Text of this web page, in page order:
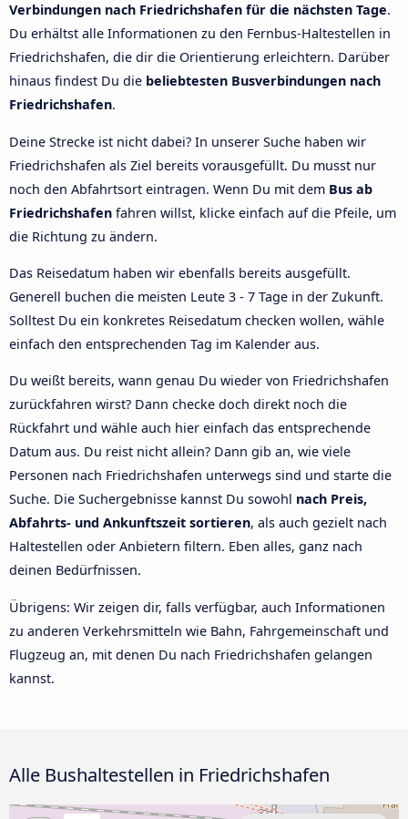
Verbindungen nach Friedrichshafen für die nächsten Tage.
Du erhältst alle Informationen zu den Fernbus-Haltestellen in
Friedrichshafen, die dir die Orientierung erleichtern. Darüber
hinaus findest Du die beliebtesten Busverbindungen nach
Friedrichshafen.
Deine Strecke ist nicht dabei? In unserer Suche haben wir
Friedrichshafen als Ziel bereits vorausgefüllt. Du musst nur
noch den Abfahrtsort eintragen. Wenn Du mit dem Bus ab
Friedrichshafen fahren willst, klicke einfach auf die Pfeile, um
die Richtung zu ändern.
Das Reisedatum haben wir ebenfalls bereits ausgefüllt.
Generell buchen die meisten Leute 3 - 7 Tage in der Zukunft.
Solltest Du ein konkretes Reisedatum checken wollen, wähle
einfach den entsprechenden Tag im Kalender aus.
Du weißt bereits, wann genau Du wieder von Friedrichshafen
zurückfahren wirst? Dann checke doch direkt noch die
Rückfahrt und wähle auch hier einfach das entsprechende
Datum aus. Du reist nicht allein? Dann gib an, wie viele
Personen nach Friedrichshafen unterwegs sind und starte die
Suche. Die Suchergebnisse kannst Du sowohl nach Preis,
Abfahrts- und Ankunftszeit sortieren, als auch gezielt nach
Haltestellen oder Anbietern filtern. Eben alles, ganz nach
deinen Bedürfnissen.
Übrigens: Wir zeigen dir, falls verfügbar, auch Informationen
zu anderen Verkehrsmitteln wie Bahn, Fahrgemeinschaft und
Flugzeug an, mit denen Du nach Friedrichshafen gelangen
kannst.
Alle Bushaltestellen in Friedrichshafen